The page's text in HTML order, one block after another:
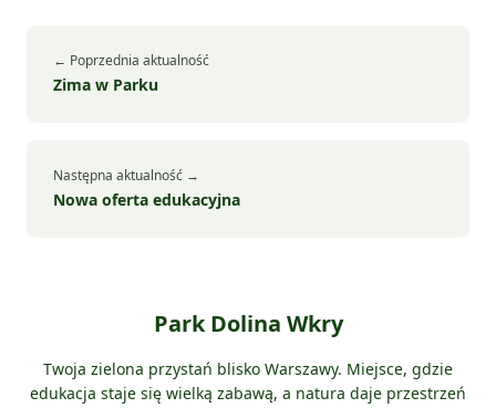
← Poprzednia aktualność
Zima w Parku
Następna aktualność →
Nowa oferta edukacyjna
Park Dolina Wkry
Twoja zielona przystań blisko Warszawy. Miejsce, gdzie
edukacja staje się wielką zabawą, a natura daje przestrzeń